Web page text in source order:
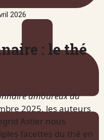
2026
: le thé
amoureux du
2025, les auteurs
Astier nous
facettes du thé en